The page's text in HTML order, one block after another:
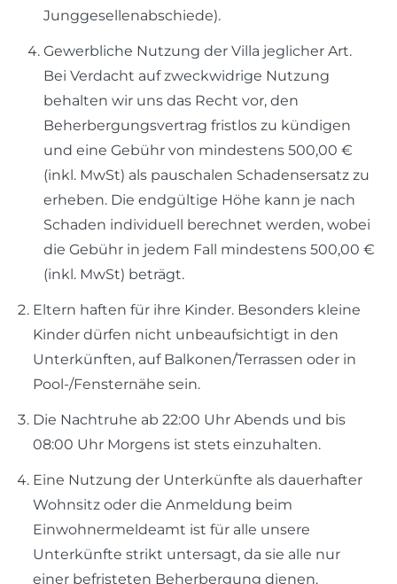
Junggesellenabschiede).
Gewerbliche Nutzung der Villa jeglicher Art.
Bei Verdacht auf zweckwidrige Nutzung
behalten wir uns das Recht vor, den
Beherbergungsvertrag fristlos zu kündigen
und eine Gebühr von mindestens 500,00 €
(inkl. MwSt) als pauschalen Schadensersatz zu
erheben. Die endgültige Höhe kann je nach
Schaden individuell berechnet werden, wobei
die Gebühr in jedem Fall mindestens 500,00 €
(inkl. MwSt) beträgt.
Eltern haften für ihre Kinder. Besonders kleine
Kinder dürfen nicht unbeaufsichtigt in den
Unterkünften, auf Balkonen/Terrassen oder in
Pool-/Fensternähe sein.
Die Nachtruhe ab 22:00 Uhr Abends und bis
08:00 Uhr Morgens ist stets einzuhalten.
Eine Nutzung der Unterkünfte als dauerhafter
Wohnsitz oder die Anmeldung beim
Einwohnermeldeamt ist für alle unsere
Unterkünfte strikt untersagt, da sie alle nur
einer befristeten Beherbergung dienen.